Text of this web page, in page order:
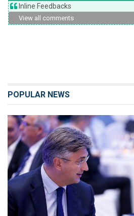
Inline Feedbacks
View all comments
POPULAR NEWS